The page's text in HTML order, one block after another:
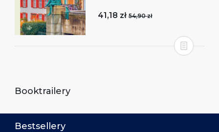
41,18 zł 54,90 zł
Booktrailery
Bestsellery